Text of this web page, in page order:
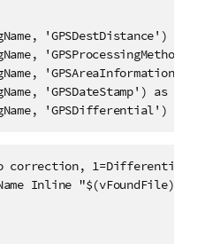
'GPSDestDistance') as
'GPSProcessingMethod')
'GPSAreaInformation')
'GPSDateStamp') as
'GPSDifferential') as
correction, 1=Differential
Inline